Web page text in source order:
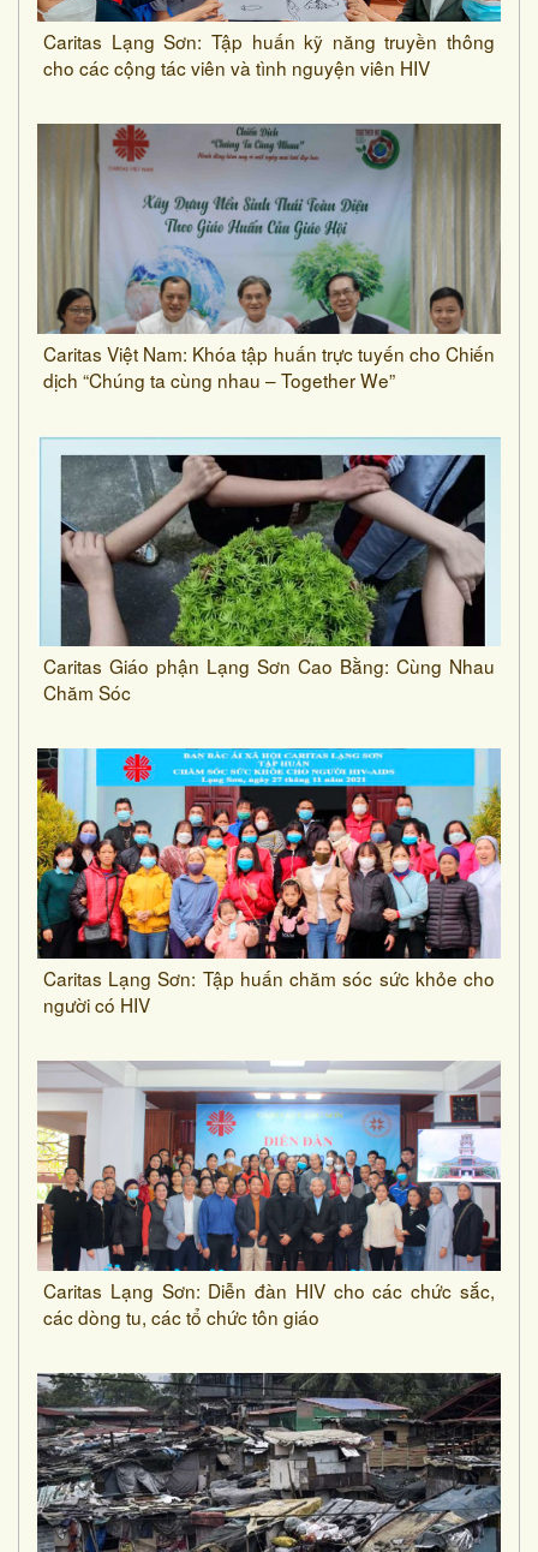
Caritas Lạng Sơn: Tập huấn kỹ năng truyền thông
cho các cộng tác viên và tình nguyện viên HIV
Caritas Việt Nam: Khóa tập huấn trực tuyến cho Chiến
dịch “Chúng ta cùng nhau – Together We”
Caritas Giáo phận Lạng Sơn Cao Bằng: Cùng Nhau
Chăm Sóc
Caritas Lạng Sơn: Tập huấn chăm sóc sức khỏe cho
người có HIV
Caritas Lạng Sơn: Diễn đàn HIV cho các chức sắc,
các dòng tu, các tổ chức tôn giáo